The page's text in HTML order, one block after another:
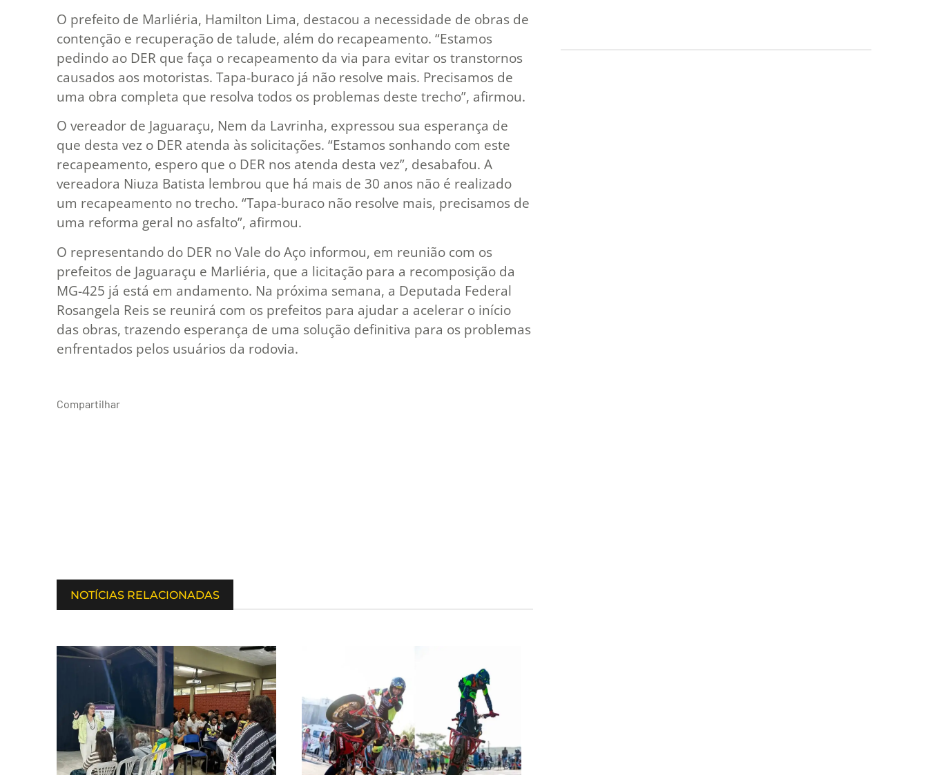
O prefeito de Marliéria, Hamilton Lima, destacou a necessidade de obras de
contenção e recuperação de talude, além do recapeamento. “Estamos
pedindo ao DER que faça o recapeamento da via para evitar os transtornos
causados aos motoristas. Tapa-buraco já não resolve mais. Precisamos de
uma obra completa que resolva todos os problemas deste trecho”, afirmou.
O vereador de Jaguaraçu, Nem da Lavrinha, expressou sua esperança de
que desta vez o DER atenda às solicitações. “Estamos sonhando com este
recapeamento, espero que o DER nos atenda desta vez”, desabafou. A
vereadora Niuza Batista lembrou que há mais de 30 anos não é realizado
um recapeamento no trecho. “Tapa-buraco não resolve mais, precisamos de
uma reforma geral no asfalto”, afirmou.
O representando do DER no Vale do Aço informou, em reunião com os
prefeitos de Jaguaraçu e Marliéria, que a licitação para a recomposição da
MG-425 já está em andamento. Na próxima semana, a Deputada Federal
Rosangela Reis se reunirá com os prefeitos para ajudar a acelerar o início
das obras, trazendo esperança de uma solução definitiva para os problemas
enfrentados pelos usuários da rodovia.
Compartilhar
NOTÍCIAS RELACIONADAS